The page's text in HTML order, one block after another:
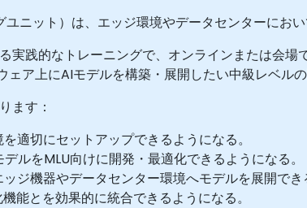
ニット）は、エッジ環境やデータセンターにお
実践的なトレーニングで、オンラインまたは会
ア上にAIモデルを構築・展開したい中級レベルの
ます：
適切にセットアップできるようになる。
ルをMLU向けに開発・最適化できるようになる。
ジ機器やデータセンター環境へモデルを展開でき
能とを効果的に統合できるようになる。